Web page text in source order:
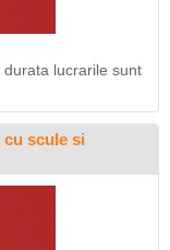
lucrarile sunt
cu scule si